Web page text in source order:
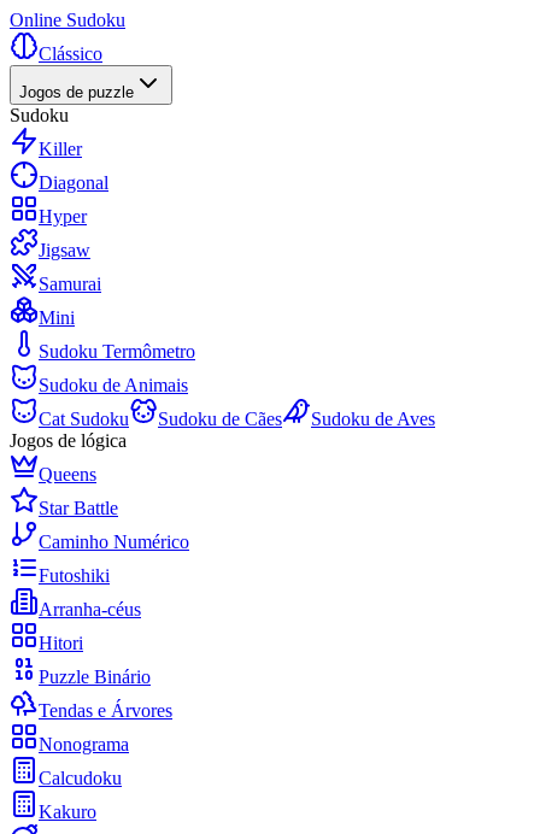
Online Sudoku
Clássico
Jogos de puzzle
Sudoku
Killer
Diagonal
Hyper
Jigsaw
Samurai
Mini
Sudoku Termômetro
Sudoku de Animais
Cat Sudoku
Sudoku de Cães
Sudoku de Aves
Jogos de lógica
Queens
Star Battle
Caminho Numérico
Futoshiki
Arranha-céus
Hitori
Puzzle Binário
Tendas e Árvores
Nonograma
Calcudoku
Kakuro